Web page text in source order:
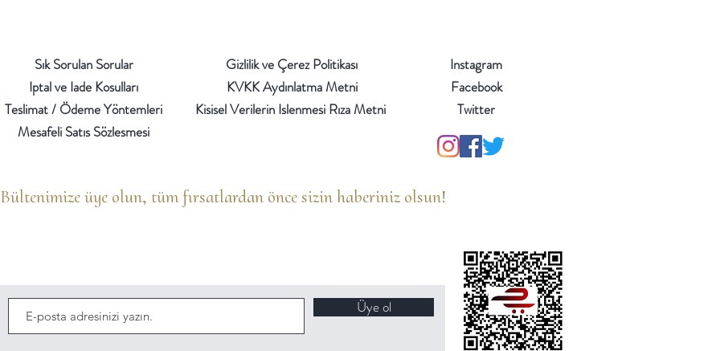
Sık Sorulan Sorular
Iptal ve Iade Kosulları
Teslimat / Ödeme Yöntemleri
Mesafeli Satıs Sözlesmesi
Gizlilik ve Çerez Politikası
KVKK Aydınlatma Metni
Kisisel Verilerin Islenmesi Rıza Metni
Instagram
Facebook
Twitter
Bültenimize üye olun, tüm fırsatlardan önce sizin haberiniz olsun!
Üye ol